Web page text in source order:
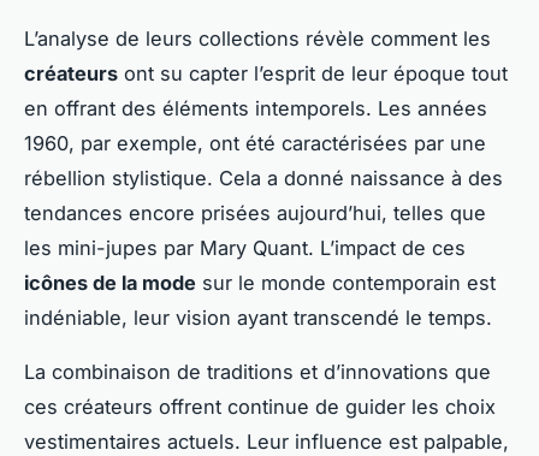
L’analyse de leurs collections révèle comment les
créateurs ont su capter l’esprit de leur époque tout
en offrant des éléments intemporels. Les années
1960, par exemple, ont été caractérisées par une
rébellion stylistique. Cela a donné naissance à des
tendances encore prisées aujourd’hui, telles que
les mini-jupes par Mary Quant. L’impact de ces
icônes de la mode sur le monde contemporain est
indéniable, leur vision ayant transcendé le temps.
La combinaison de traditions et d’innovations que
ces créateurs offrent continue de guider les choix
vestimentaires actuels. Leur influence est palpable,